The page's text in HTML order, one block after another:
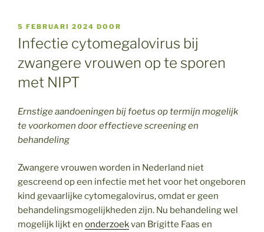
GEPLAATST
OP
5 FEBRUARI 2024 DOOR
Infectie cytomegalovirus bij
zwangere vrouwen op te sporen
met NIPT
Ernstige aandoeningen bij foetus op termijn mogelijk
te voorkomen door effectieve screening en
behandeling
Zwangere vrouwen worden in Nederland niet
gescreend op een infectie met het voor het ongeboren
kind gevaarlijke cytomegalovirus, omdat er geen
behandelingsmogelijkheden zijn. Nu behandeling wel
mogelijk lijkt en onderzoekvan Brigitte Faas en